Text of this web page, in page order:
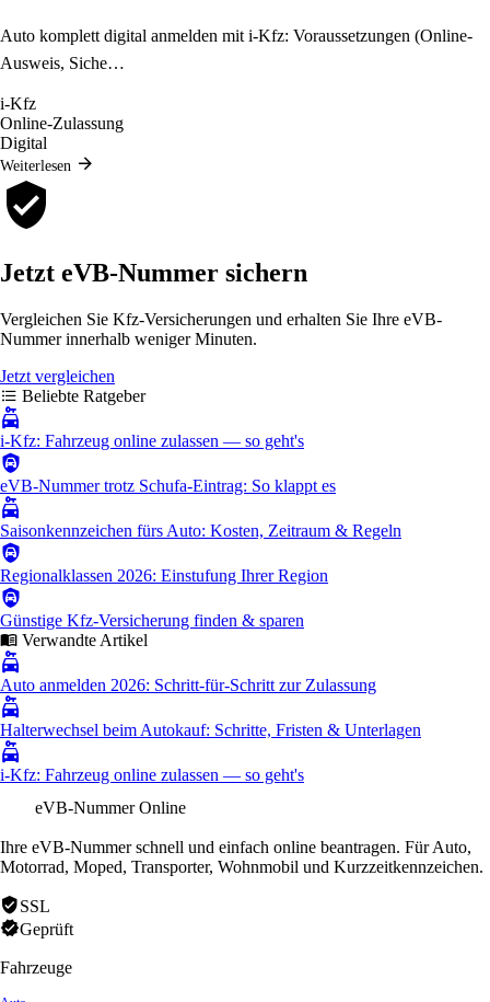
Auto komplett digital anmelden mit i-Kfz: Voraussetzungen (Online-
Ausweis, Siche…
i-Kfz
Online-Zulassung
Digital
Weiterlesen
Jetzt eVB-Nummer sichern
Vergleichen Sie Kfz-Versicherungen und erhalten Sie Ihre eVB-
Nummer innerhalb weniger Minuten.
Jetzt vergleichen
Beliebte Ratgeber
i-Kfz: Fahrzeug online zulassen — so geht's
eVB-Nummer trotz Schufa-Eintrag: So klappt es
Saisonkennzeichen fürs Auto: Kosten, Zeitraum & Regeln
Regionalklassen 2026: Einstufung Ihrer Region
Günstige Kfz-Versicherung finden & sparen
Verwandte Artikel
Auto anmelden 2026: Schritt-für-Schritt zur Zulassung
Halterwechsel beim Autokauf: Schritte, Fristen & Unterlagen
i-Kfz: Fahrzeug online zulassen — so geht's
eVB-Nummer Online
Ihre eVB-Nummer schnell und einfach online beantragen. Für Auto,
Motorrad, Moped, Transporter, Wohnmobil und Kurzzeitkennzeichen.
SSL
Geprüft
Fahrzeuge